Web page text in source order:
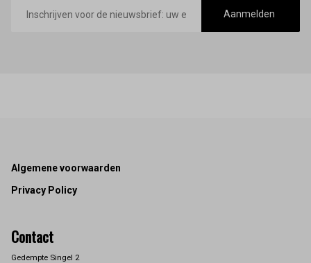
mailadres
Aanmelden
Footer
Algemene voorwaarden
Privacy Policy
Contact
Gedempte Singel 2